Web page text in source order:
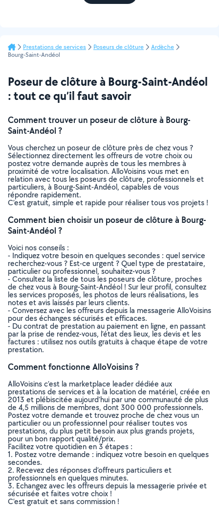
Prestations de services Poseurs de clôture
Ardèche
Bourg-Saint-Andéol
Poseur de clôture à Bourg-Saint-Andéol
: tout ce qu’il faut savoir
Comment trouver un poseur de clôture à Bourg-
Saint-Andéol ?
Vous cherchez un poseur de clôture près de chez vous ?
Sélectionnez directement les offreurs de votre choix ou
postez votre demande auprès de tous les membres à
proximité de votre localisation. AlloVoisins vous met en
relation avec tous les poseurs de clôture, professionnels et
particuliers, à Bourg-Saint-Andéol, capables de vous
répondre rapidement.
C’est gratuit, simple et rapide pour réaliser tous vos projets !
Comment bien choisir un poseur de clôture à Bourg-
Saint-Andéol ?
Voici nos conseils :
- Indiquez votre besoin en quelques secondes : quel service
recherchez-vous ? Est-ce urgent ? Quel type de prestataire,
particulier ou professionnel, souhaitez-vous ?
- Consultez la liste de tous les poseurs de clôture, proches
de chez vous à Bourg-Saint-Andéol ! Sur leur profil, consultez
les services proposés, les photos de leurs réalisations, les
notes et avis laissés par leurs clients.
- Conversez avec les offreurs depuis la messagerie AlloVoisins
pour des échanges sécurisés et efficaces.
- Du contrat de prestation au paiement en ligne, en passant
par la prise de rendez-vous, l’état des lieux, les devis et les
factures : utilisez nos outils gratuits à chaque étape de votre
prestation.
Comment fonctionne AlloVoisins ?
AlloVoisins c’est la marketplace leader dédiée aux
prestations de services et à la location de matériel, créée en
2013 et plébiscitée aujourd’hui par une communauté de plus
de 4,5 millions de membres, dont 300 000 professionnels.
Postez votre demande et trouvez proche de chez vous un
particulier ou un professionnel pour réaliser toutes vos
prestations, du plus petit besoin aux plus grands projets,
pour un bon rapport qualité/prix.
Facilitez votre quotidien en 3 étapes :
1. Postez votre demande : indiquez votre besoin en quelques
secondes.
2. Recevez des réponses d’offreurs particuliers et
professionnels en quelques minutes.
3. Echangez avec les offreurs depuis la messagerie privée et
sécurisée et faites votre choix !
C’est gratuit et sans commission !